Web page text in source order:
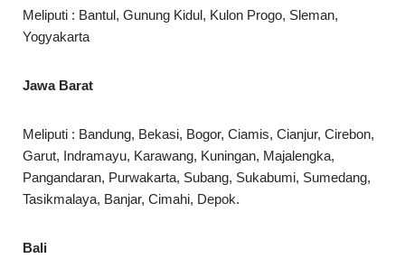
Meliputi : Bantul, Gunung Kidul, Kulon Progo, Sleman,
Yogyakarta
Jawa Barat
Meliputi : Bandung, Bekasi, Bogor, Ciamis, Cianjur, Cirebon,
Garut, Indramayu, Karawang, Kuningan, Majalengka,
Pangandaran, Purwakarta, Subang, Sukabumi, Sumedang,
Tasikmalaya, Banjar, Cimahi, Depok.
Bali